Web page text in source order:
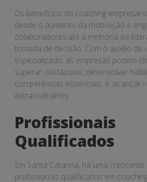
Os benefícios do coaching
desde o aumento da motivação e
colaboradores até a melhoria da
tomada de decisão. Com o auxílio de
especializado, as empresas podem
superar obstáculos, desenvolver
competências essenciais, e alcançar
extraordinários.
Profissionais
Qualificados
Em Santa Catarina, há uma
profissionais qualificados em